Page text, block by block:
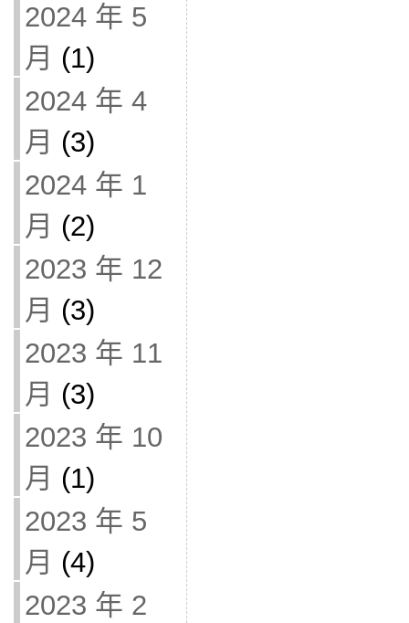
2024 年 5
月 (1)
2024 年 4
月 (3)
2024 年 1
月 (2)
2023 年 12
月 (3)
2023 年 11
月 (3)
2023 年 10
月 (1)
2023 年 5
月 (4)
2023 年 2